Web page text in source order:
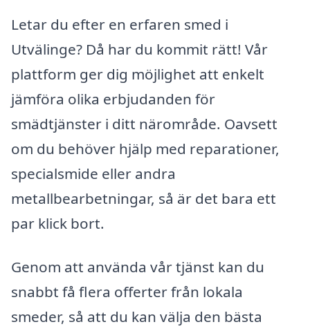
Letar du efter en erfaren smed i
Utvälinge? Då har du kommit rätt! Vår
plattform ger dig möjlighet att enkelt
jämföra olika erbjudanden för
smädtjänster i ditt närområde. Oavsett
om du behöver hjälp med reparationer,
specialsmide eller andra
metallbearbetningar, så är det bara ett
par klick bort.
Genom att använda vår tjänst kan du
snabbt få flera offerter från lokala
smeder, så att du kan välja den bästa